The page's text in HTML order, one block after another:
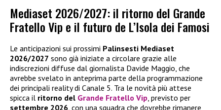
Mediaset 2026/2027: il ritorno del Grande
Fratello Vip e il futuro de L’Isola dei Famosi
Le anticipazioni sui prossimi Palinsesti Mediaset
2026/2027 sono già iniziate a circolare grazie alle
indiscrezioni diffuse dal giornalista Davide Maggio, che
avrebbe svelato in anteprima parte della programmazione
dei principali reality di Canale 5. Tra le novità più attese
spicca il ritorno del Grande Fratello Vip, previsto per
settembre 2026, con una squadra che dovrebbe rimanere